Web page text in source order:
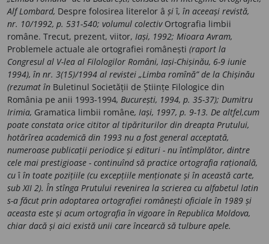
Alf Lombard, Despre folosirea literelor â șiî, în aceeași revistă,
nr. 10/1992, p. 531-540; volumul colectiv Ortografia limbii
române. Trecut, prezent, viitor, Iași, 1992; Mioara Avram,
Problemele actuale ale ortografiei românești (raport la
Congresul al V-lea al Filologilor Români, Iași-Chișinău, 6-9 iunie
1994), în nr. 3(15)/1994 al revistei „Limba romînă” de la Chișinău
(rezumat în Buletinul Societății de Științe Filologice din
România pe anii 1993-1994, București, 1994, p. 35-37); Dumitru
Irimia, Gramatica limbii române, Iași, 1997, p. 9-13. De altfel,cum
poate constata orice cititor al tipăriturilor din dreapta Prutului,
hotărîrea academică din 1993 nu a fost general acceptată,
numeroase publicații periodice și edituri - nu întîmplător, dintre
cele mai prestigioase - continuînd să practice ortografia rațională,
cuî în toate pozițiile (cu excepțiile menționate și în această carte,
sub XII 2). În stînga Prutului revenirea la scrierea cu alfabetul latin
s-a făcut prin adoptarea ortografiei românești oficiale în 1989 și
aceasta este și acum ortografia în vigoare în Republica Moldova,
chiar dacă și aici există unii care încearcă să tulbure apele.